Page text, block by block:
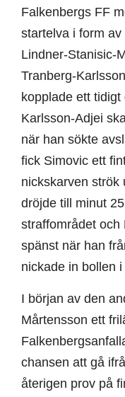
Falkenbergs FF
startelva i form
Lindner-Stanisic-
Tranberg-
kopplade ett
Karlsson-Adjei
när han sökte
fick Simovic ett
nickskarven strök
dröjde till minut
straffområdet och
spänst när han
nickade in bollen
I början av den
Mårtensson ett
chansen att gå
återigen prov på